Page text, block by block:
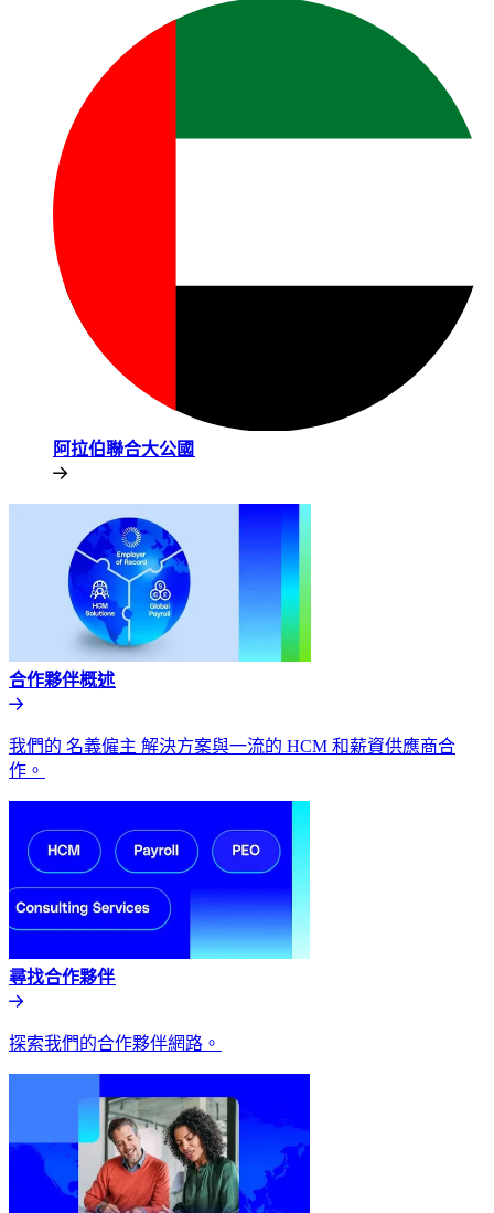
阿拉伯聯合大公國​​
合作夥伴概述​​
我們的 名義僱主 解決方案與一流的 HCM 和薪資供應商合
作。​​
尋找合作夥伴​​
探索我們的合作夥伴網路。​​